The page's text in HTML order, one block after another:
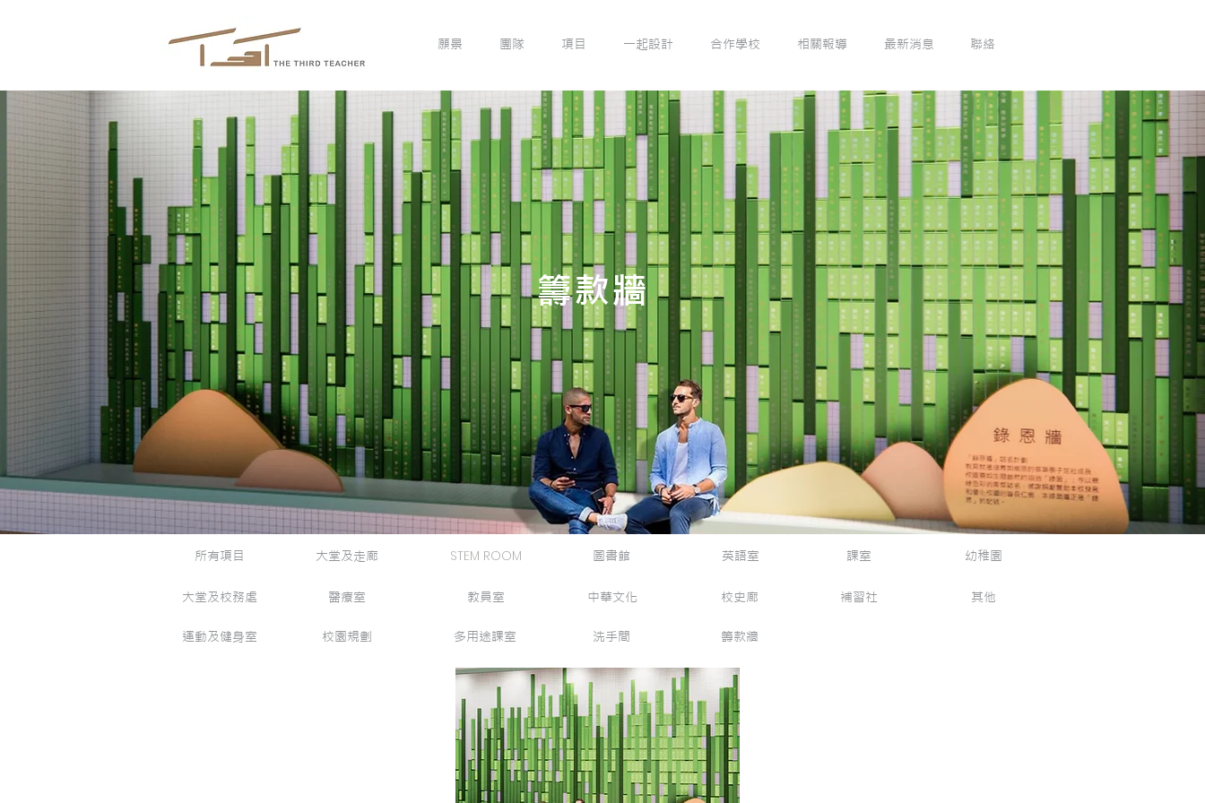
願景 團隊 項目 一起設計 合作學校 相關報導 最新消息 聯絡
籌款牆
所有項目
大堂及校務處
運動及健身室
大堂及走廊
醫療室
校園規劃
STEM ROOM
教員室
多用途課室
圖書館
中華文化
洗手間
英語室
校史廊
課室
補習社
幼稚園
其他
籌款牆